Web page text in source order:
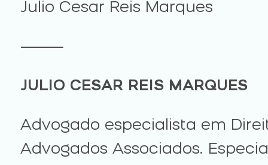
Julio Cesar Reis Marques
⸻
JULIO CESAR REIS MARQUES
Advogado especialista em
Advogados Associados.